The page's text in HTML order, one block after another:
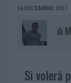
14 DICEMBRE 2017
di
Si volerà